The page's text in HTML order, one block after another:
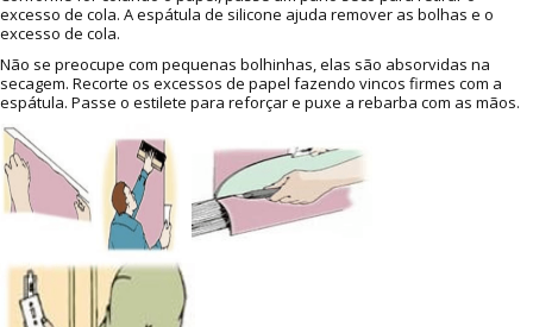
excesso de cola. A espátula de silicone ajuda remover as bolhas e o
excesso de cola.
Não se preocupe com pequenas bolhinhas, elas são absorvidas na
secagem. Recorte os excessos de papel fazendo vincos firmes com a
espátula. Passe o estilete para reforçar e puxe a rebarba com as mãos.